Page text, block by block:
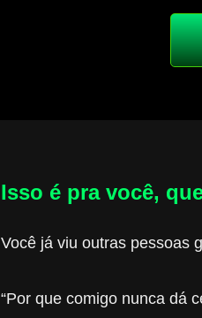
Isso é pra você,
Você já viu outras pessoas
“Por que comigo nunca dá